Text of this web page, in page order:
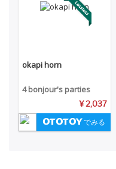
okapi horn
4 bonjour's parties
¥ 2,037
でみる